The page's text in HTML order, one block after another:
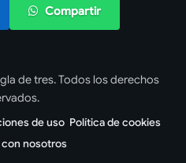
Compartir
de tres. Todos los derechos
de uso Política de cookies
nosotros